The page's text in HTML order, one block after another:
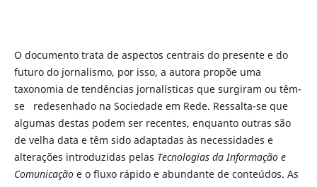
O documento trata de aspectos centrais do presente e do
futuro do jornalismo, por isso, a autora propõe uma
taxonomia de tendências jornalísticas que surgiram ou têm-
se redesenhado na Sociedade em Rede. Ressalta-se que
algumas destas podem ser recentes, enquanto outras são
de velha data e têm sido adaptadas às necessidades e
alterações introduzidas pelas Tecnologias da Informação e
Comunicaçãoe o fluxo rápido e abundante de conteúdos. As